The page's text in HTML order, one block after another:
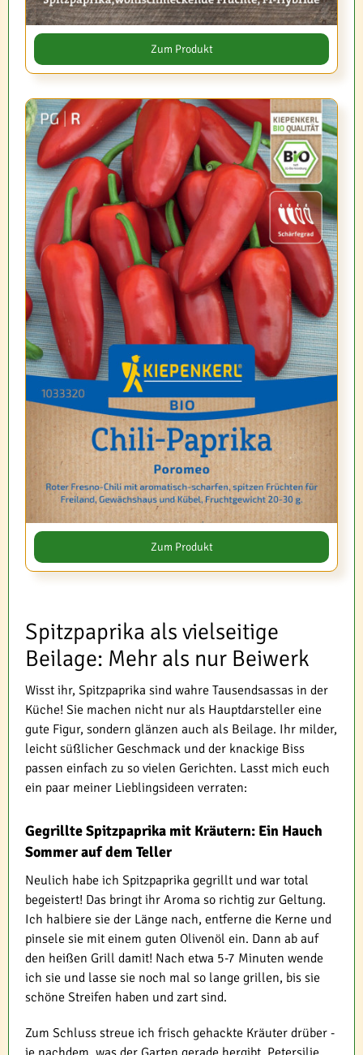
Zum Produkt
Zum Produkt
Spitzpaprika als vielseitige
Beilage: Mehr als nur Beiwerk
Wisst ihr, Spitzpaprika sind wahre Tausendsassas in der
Küche! Sie machen nicht nur als Hauptdarsteller eine
gute Figur, sondern glänzen auch als Beilage. Ihr milder,
leicht süßlicher Geschmack und der knackige Biss
passen einfach zu so vielen Gerichten. Lasst mich euch
ein paar meiner Lieblingsideen verraten:
Gegrillte Spitzpaprika mit Kräutern: Ein Hauch
Sommer auf dem Teller
Neulich habe ich Spitzpaprika gegrillt und war total
begeistert! Das bringt ihr Aroma so richtig zur Geltung.
Ich halbiere sie der Länge nach, entferne die Kerne und
pinsele sie mit einem guten Olivenöl ein. Dann ab auf
den heißen Grill damit! Nach etwa 5-7 Minuten wende
ich sie und lasse sie noch mal so lange grillen, bis sie
schöne Streifen haben und zart sind.
Zum Schluss streue ich frisch gehackte Kräuter drüber -